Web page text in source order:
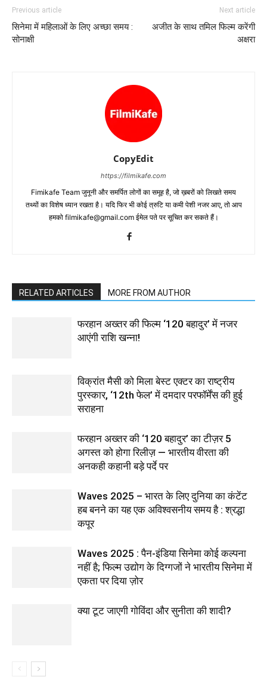
Previous article
सिनेमा में महिलाओं के लिए अच्छा समय :
सोनाक्षी
Next article
अजीत के साथ तमिल फिल्म करेंगी
अक्षरा
CopyEdit
https://filmikafe.com
Fimikafe Team जुनूनी और समर्पित लोगों का समूह है, जो ख़बरों को लिखते समय
तथ्‍यों का विशेष ध्‍यान रखता है। यदि फिर भी कोई त्रुटि या कमी पेशी नजर आए, तो आप
हमको filmikafe@gmail.com ईमेल पते पर सूचित कर सकते हैं।
RELATED ARTICLES MORE FROM AUTHOR
फरहान अख्तर की फिल्म ‘120 बहादुर’ में नजर
आएंगी राशि खन्ना!
विक्रांत मैसी को मिला बेस्ट एक्टर का राष्ट्रीय
पुरस्कार, ‘12th फेल’ में दमदार परफॉर्मेंस की हुई
सराहना
फरहान अख्तर की ‘120 बहादुर’ का टीज़र 5
अगस्त को होगा रिलीज़ — भारतीय वीरता की
अनकही कहानी बड़े पर्दे पर
Waves 2025 – भारत के लिए दुनिया का कंटेंट
हब बनने का यह एक अविश्वसनीय समय है : श्रद्धा
कपूर
Waves 2025 : पैन-इंडिया सिनेमा कोई कल्पना
नहीं है; फिल्म उद्योग के दिग्गजों ने भारतीय सिनेमा में
एकता पर दिया ज़ोर
क्या टूट जाएगी गोविंदा और सुनीता की शादी?